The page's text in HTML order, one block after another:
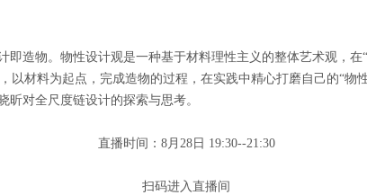
即造物。物性设计观是一种基于材料理性主义的整体艺术观，
材料为起点，完成造物的过程，在实践中精心打磨自己的“物
昕对全尺度链设计的探索与思考。
直播时间：8月28日 19:30--21:30
扫码进入直播间